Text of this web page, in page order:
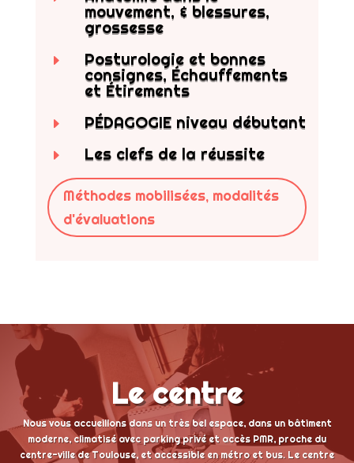
mouvement, & blessures,
grossesse
E Posturologie et bonnes
consignes, Échauffements
et Étirements
E PÉDAGOGIE niveau débutant
E Les clefs de la réussite
Méthodes mobilisées, modalités
d'évaluations
Le centre
Nous vous accueillons dans un très bel espace, dans un bâtiment
moderne, climatisé avec parking privé et accès PMR, proche du
centre-ville de Toulouse, et accessible en métro et bus. Le centre